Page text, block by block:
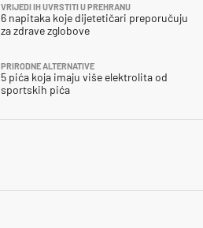
VRIJEDI IH UVRSTITI U PREHRANU
6 napitaka koje dijetetičari preporučuju
za zdrave zglobove
PRIRODNE ALTERNATIVE
5 pića koja imaju više elektrolita od
sportskih pića